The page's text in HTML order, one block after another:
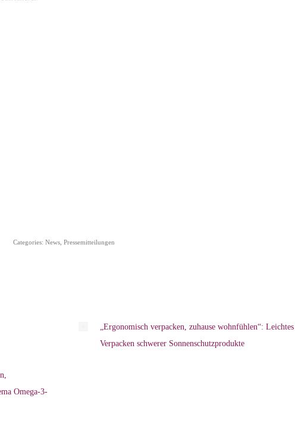
Categories: News, Pressemitteilungen
„Ergonomisch verpacken, zuhause wohnfühlen“: Leichtes
Verpacken schwerer Sonnenschutzprodukte
Omega-3-